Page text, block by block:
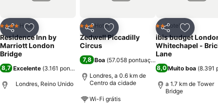
PartilharAdicionar aos favoritos
4 EstrelasHotel
Residence Inn by
Marriott London
Bridge
8,7 Excelente (3.161 pontuações
Londres, Reino Unido
PartilharAdicionar aos favoritos
3 Estrelas
Hotel
Zedwell Piccadilly
Circus
7,8 Boa (57.058 pontuações
Londres, a 0.6 km de
Centro da cidade
Wi-Fi grátis
Partilhar
2 Estrelas
Hotel
ibis budget
Whitechapel -
Lane
8,0 Muito boa (8.391
a 1.7 km de Tower
Bridge